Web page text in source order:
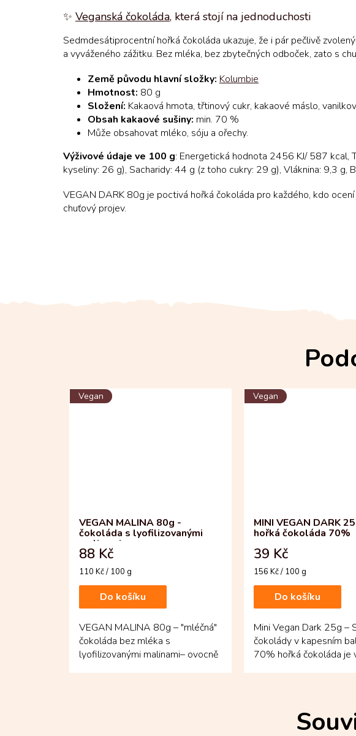
✨ Veganská čokoláda, která stojí na jednoduchosti
Sedmdesátiprocentní hořká čokoláda ukazuje, že i pár pečlivě
a vyváženého zážitku. Bez mléka, bez zbytečných odboček, zato s
Země původu hlavní složky: Kolumbie
Hmotnost: 80 g
Složení: Kakaová hmota, třtinový cukr, kakaové máslo,
Obsah kakaové sušiny: min. 70 %
Může obsahovat mléko, sóju a ořechy.
Výživové údaje ve 100 g: Energetická hodnota 2456 KJ/ 587 kcal,
kyseliny: 26 g), Sacharidy: 44 g (z toho cukry: 29 g), Vláknina: 9,3 g,
VEGAN DARK 80g je poctivá hořká čokoláda pro každého, kdo
chuťový projev.
Vegan
VEGAN MALINA 80g -
čokoláda s lyofilizovanými
malinami
88 Kč
Měrná
110 Kč / 100 g
Do košíku
VEGAN MALINA 80g – "mléčná"
čokoláda bez mléka s
lyofilizovanými malinami– ovocně
Vegan
MINI VEGAN DARK
hořká čokoláda 70%
39 Kč
Měrná
156 Kč / 100 g
Do košíku
Mini Vegan Dark 25g –
čokolády v kapesním
70% hořká čokoláda je